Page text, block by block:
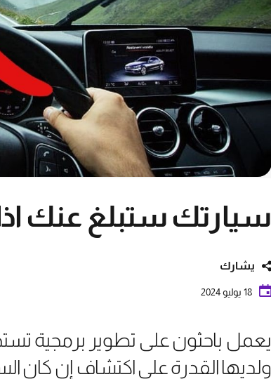
سيارتك ستبلغ عنك
يشارك
18 يوليو 2024
يعمل باحثون على تطوير برمجية
ولديها القدرة على اكتشاف إن كان